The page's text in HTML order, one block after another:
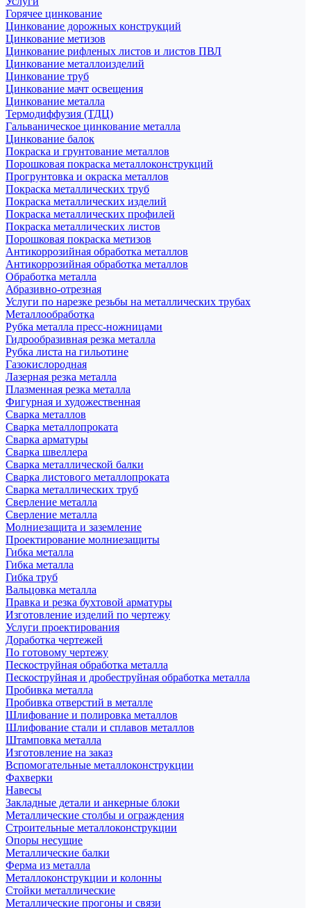
Горячее цинкование
Цинкование дорожных конструкций
Цинкование метизов
Цинкование рифленых листов и листов ПВЛ
Цинкование металлоизделий
Цинкование труб
Цинкование мачт освещения
Цинкование металла
Термодиффузия (ТДЦ)
Гальваническое цинкование металла
Цинкование балок
Покраска и грунтование металлов
Порошковая покраска металлоконструкций
Прогрунтовка и окраска металлов
Покраска металлических труб
Покраска металлических изделий
Покраска металлических профилей
Покраска металлических листов
Порошковая покраска метизов
Антикоррозийная обработка металлов
Антикоррозийная обработка металлов
Обработка металла
Абразивно-отрезная
Услуги по нарезке резьбы на металлических трубах
Металлообработка
Рубка металла пресс-ножницами
Гидрообразивная резка металла
Рубка листа на гильотине
Газокислородная
Лазерная резка металла
Плазменная резка металла
Фигурная и художественная
Сварка металлов
Сварка металлопроката
Сварка арматуры
Сварка швеллера
Сварка металлической балки
Сварка листового металлопроката
Сварка металлических труб
Сверление металла
Сверление металла
Молниезащита и заземление
Проектирование молниезащиты
Гибка металла
Гибка металла
Гибка труб
Вальцовка металла
Правка и резка бухтовой арматуры
Изготовление изделий по чертежу
Услуги проектирования
Доработка чертежей
По готовому чертежу
Пескоструйная обработка металла
Пескоструйная и дробеструйная обработка металла
Пробивка металла
Пробивка отверстий в металле
Шлифование и полировка металлов
Шлифование стали и сплавов металлов
Штамповка металла
Изготовление на заказ
Вспомогательные металлоконструкции
Фахверки
Навесы
Закладные детали и анкерные блоки
Металлические столбы и ограждения
Строительные металлоконструкции
Опоры несущие
Металлические балки
Ферма из металла
Металлоконструкции и колонны
Стойки металлические
Металлические прогоны и связи